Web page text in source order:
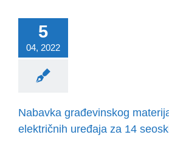
5
04, 2022
Nabavka građevinskog
električnih uređaja za 14